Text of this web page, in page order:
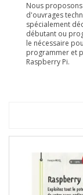
Nous
d'ouvrages
spécialement
débutant ou
le nécessaire
programmer et
Raspberry Pi.